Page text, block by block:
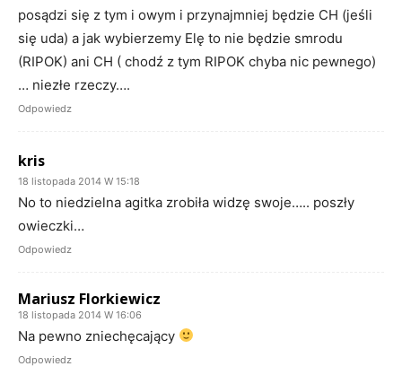
posądzi się z tym i owym i przynajmniej będzie CH (jeśli
się uda) a jak wybierzemy Elę to nie będzie smrodu
(RIPOK) ani CH ( chodź z tym RIPOK chyba nic pewnego)
… niezłe rzeczy….
Odpowiedz
kris
18 listopada 2014 W 15:18
No to niedzielna agitka zrobiła widzę swoje….. poszły
owieczki…
Odpowiedz
Mariusz Florkiewicz
18 listopada 2014 W 16:06
Na pewno zniechęcający
Odpowiedz